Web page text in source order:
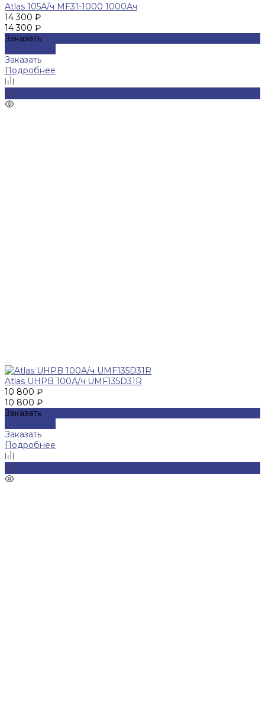
Atlas 105А/ч MF31-1000 1000Ач
14 300 ₽
14 300 ₽
Заказать
Заказать
Подробнее
Atlas UHPB 100А/ч UMF135D31R
10 800 ₽
10 800 ₽
Заказать
Заказать
Подробнее